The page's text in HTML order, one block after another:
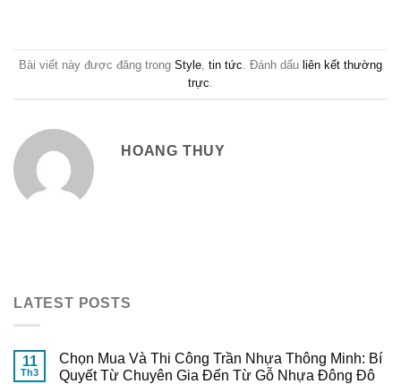
Bài viết này được đăng trong Style tin tức . Đánh dấu liên kết thường
trực
HOANG THUY
LATEST POSTS
11
Th3
Chọn Mua Và Thi Công Trần Nhựa Thông Minh: Bí
Quyết Từ Chuyên Gia Đến Từ Gỗ Nhựa Đông Đô